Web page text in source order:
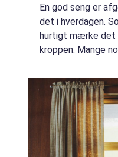
En god seng er
det i hverdagen.
hurtigt mærke det
kroppen. Mange
udvalget er stort,